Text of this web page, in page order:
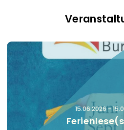
e
r
n
s
t
15.06.2026-